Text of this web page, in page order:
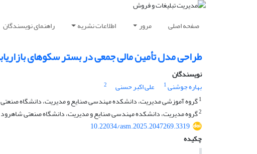
صفحه اصلی مرور اطلاعات نشریه راهنمای نویسندگان
طراحی مدل تأمین مالی جمعی در بستر سکوهای
نویسندگان
بهاره جوشنی1 علی اکبر حسنی
2
1گروه آموزشی مدیریت، دانشکده مهندسی صنایع و مدیریت، دانشگاه
2گروه مدیریت، دانشکده مهندسی صنایع و مدیریت، دانشگاه صنعتی شاهرود
10.22034/asm.2025.2047269.3319
چکیده